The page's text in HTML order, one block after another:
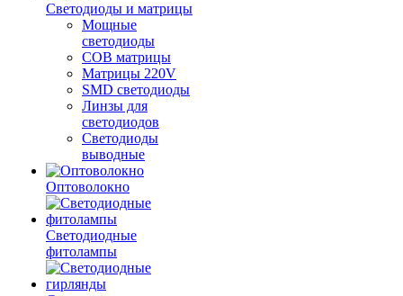
Светодиоды и матрицы
Мощные
светодиоды
COB матрицы
Матрицы 220V
SMD светодиоды
Линзы для
светодиодов
Светодиоды
выводные
Оптоволокно
Светодиодные
фитолампы